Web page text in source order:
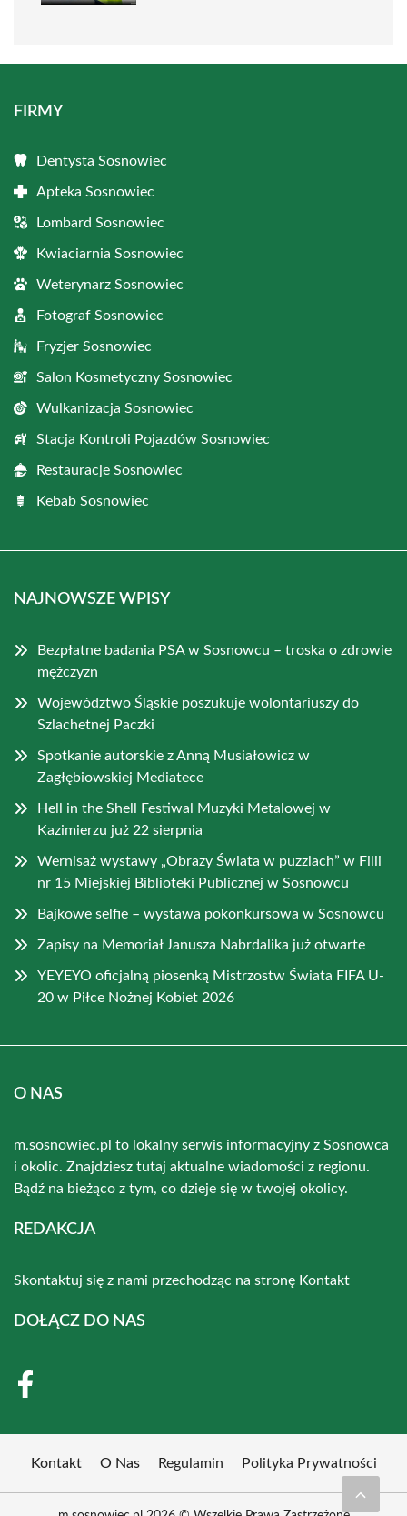
FIRMY
Dentysta Sosnowiec
Apteka Sosnowiec
Lombard Sosnowiec
Kwiaciarnia Sosnowiec
Weterynarz Sosnowiec
Fotograf Sosnowiec
Fryzjer Sosnowiec
Salon Kosmetyczny Sosnowiec
Wulkanizacja Sosnowiec
Stacja Kontroli Pojazdów Sosnowiec
Restauracje Sosnowiec
Kebab Sosnowiec
NAJNOWSZE WPISY
Bezpłatne badania PSA w Sosnowcu – troska o zdrowie
mężczyzn
Województwo Śląskie poszukuje wolontariuszy do
Szlachetnej Paczki
Spotkanie autorskie z Anną Musiałowicz w
Zagłębiowskiej Mediatece
Hell in the Shell Festiwal Muzyki Metalowej w
Kazimierzu już 22 sierpnia
Wernisaż wystawy „Obrazy Świata w puzzlach” w Filii
nr 15 Miejskiej Biblioteki Publicznej w Sosnowcu
Bajkowe selfie – wystawa pokonkursowa w Sosnowcu
Zapisy na Memoriał Janusza Nabrdalika już otwarte
YEYEYO oficjalną piosenką Mistrzostw Świata FIFA U-
20 w Piłce Nożnej Kobiet 2026
O NAS
m.sosnowiec.pl to lokalny serwis informacyjny z Sosnowca
i okolic. Znajdziesz tutaj aktualne wiadomości z regionu.
Bądź na bieżąco z tym, co dzieje się w twojej okolicy.
REDAKCJA
Skontaktuj się z nami przechodząc na stronę Kontakt
DOŁĄCZ DO NAS
Kontakt O Nas Regulamin Polityka Prywatności